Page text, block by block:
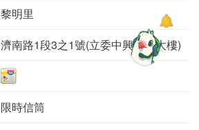
黎明里
濟南路1段3之1號(立委中興研究大樓)
限時信筒